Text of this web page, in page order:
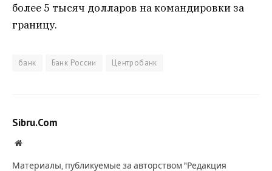
более 5 тысяч долларов на командировки за
границу.
банк Банк России Центробанк
Sibru.Com
Website
Материалы, публикуемые за авторством "Редакция